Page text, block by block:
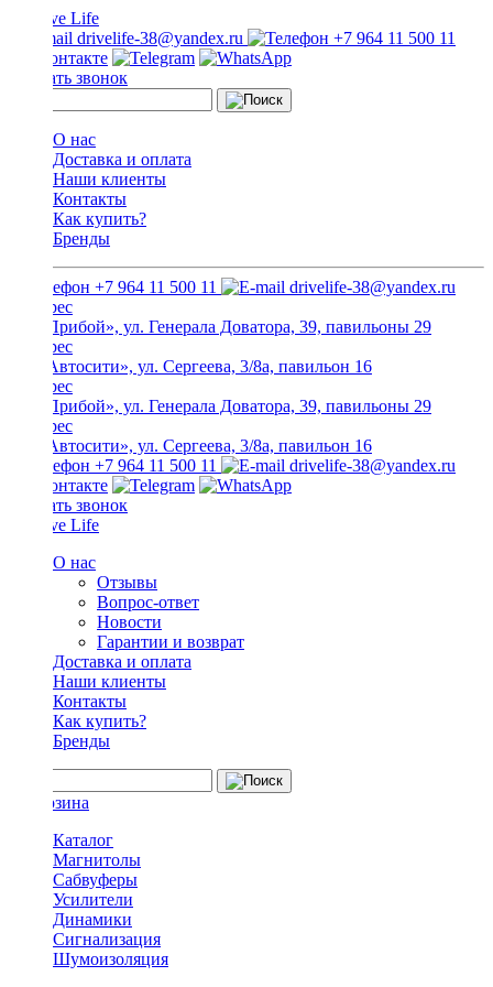
drivelife-38@yandex.ru +7 964 11 500 11
Заказать звонок
О нас
Доставка и оплата
Наши клиенты
Контакты
Как купить?
Бренды
+7 964 11 500 11 drivelife-38@yandex.ru
ТЦ «Прибой», ул. Генерала Доватора, 39, павильоны 29
ТЦ «Автосити», ул. Сергеева, 3/8а, павильон 16
ТЦ «Прибой», ул. Генерала Доватора, 39, павильоны 29
ТЦ «Автосити», ул. Сергеева, 3/8а, павильон 16
+7 964 11 500 11
drivelife-38@yandex.ru
Заказать звонок
О нас
Отзывы
Вопрос-ответ
Новости
Гарантии и возврат
Доставка и оплата
Наши клиенты
Контакты
Как купить?
Бренды
Каталог
Магнитолы
Сабвуферы
Усилители
Динамики
Сигнализация
Шумоизоляция